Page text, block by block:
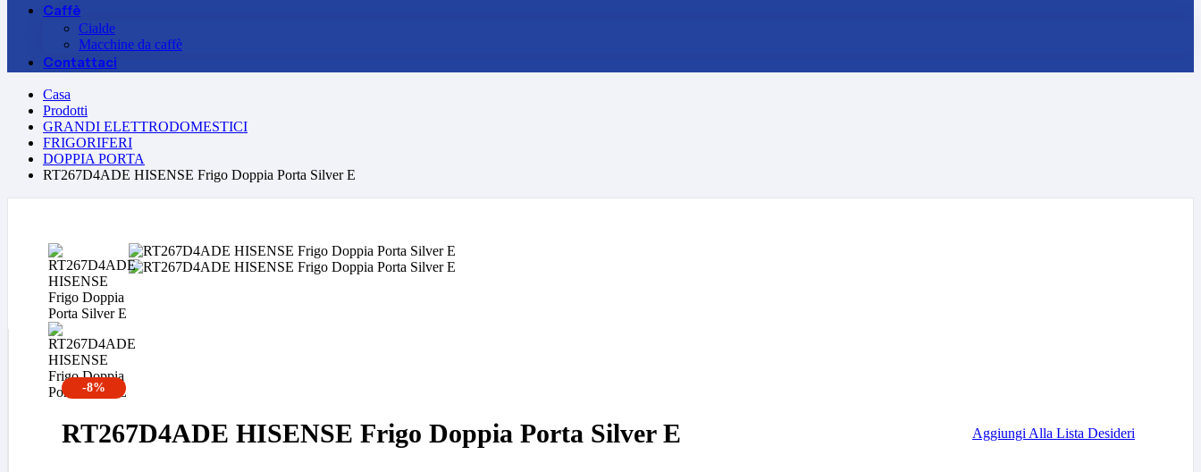
Caffè
Cialde
Macchine da caffè
Contattaci
Casa
Prodotti
GRANDI ELETTRODOMESTICI
FRIGORIFERI
DOPPIA PORTA
RT267D4ADE HISENSE Frigo Doppia Porta Silver E
-8%
RT267D4ADE HISENSE Frigo Doppia Porta Silver E Aggiungi Alla Lista Desideri